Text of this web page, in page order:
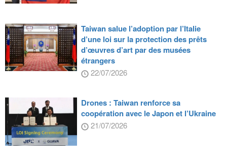
Taiwan salue l’adoption par l’Italie
d’une loi sur la protection des prêts
d’œuvres d’art par des musées
étrangers
22/07/2026
Drones : Taiwan renforce sa
coopération avec le Japon et l’Ukraine
21/07/2026